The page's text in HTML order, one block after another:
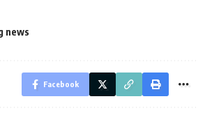
news
Facebook